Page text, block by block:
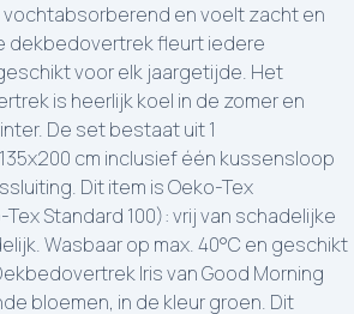
en voelt zacht en
dekbedovertrek fleurt iedere
voor elk jaargetijde. Het
is heerlijk koel in de zomer en
De set bestaat uit 1
cm inclusief één kussensloop
Dit item is Oeko-Tex
Standard 100): vrij van schadelijke
Wasbaar op max. 40°C en geschikt
Iris van Good Morning
bloemen, in de kleur groen. Dit